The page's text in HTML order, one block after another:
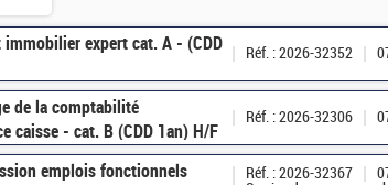
immobilier expert cat. A - (CDD
Réf. : 2026-32352
de la comptabilité
caisse - cat. B (CDD 1an) H/F
Réf. : 2026-32306
emplois fonctionnels
Réf. : 2026-32367